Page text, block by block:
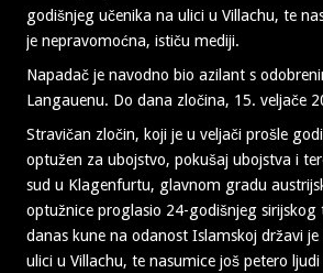
godišnjeg učenika na ulici u Villachu, te
je nepravomoćna, ističu mediji.
Napadač je navodno bio azilant s
Langauenu. Do dana zločina, 15. veljače
Stravičan zločin, koji je u veljači prošle
optužen za ubojstvo, pokušaj ubojstva i
sud u Klagenfurtu, glavnom gradu
optužnice proglasio 24-godišnjeg
danas kune na odanost Islamskoj državi
ulici u Villachu, te nasumice još petero